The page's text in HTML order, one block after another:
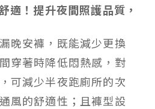
適！提升夜間照護品質，
晚安褲，既能減少更換
穿著時降低悶熱感，對
可減少半夜跑廁所的次
風的舒適性；且褲型設